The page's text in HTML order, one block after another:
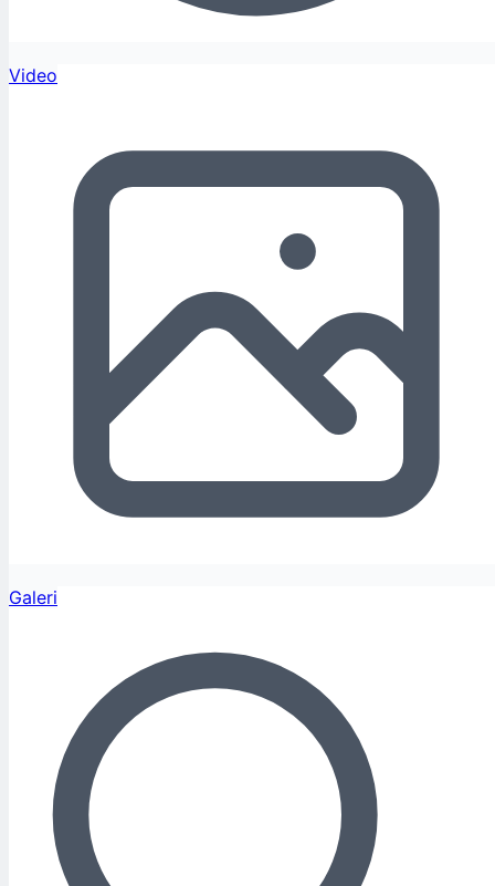
Video
Galeri